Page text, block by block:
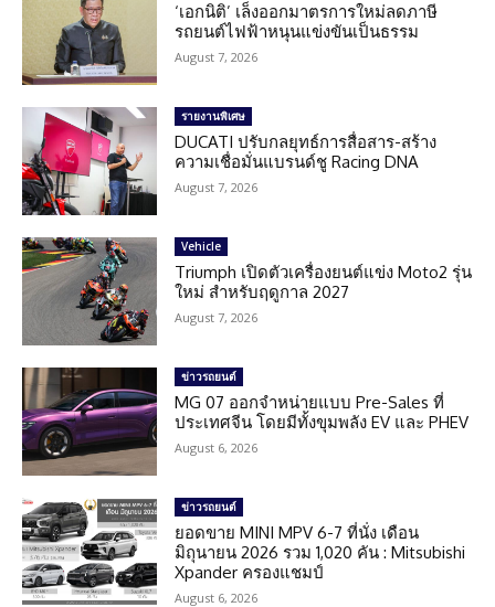
‘เอกนิติ’ เล็งออกมาตรการใหม่ลดภาษี
รถยนต์ไฟฟ้าหนุนแข่งขันเป็นธรรม
August 7, 2026
รายงานพิเศษ
DUCATI ปรับกลยุทธ์การสื่อสาร-สร้าง
ความเชื่อมั่นแบรนด์ชู Racing DNA
August 7, 2026
Vehicle
Triumph เปิดตัวเครื่องยนต์แข่ง Moto2 รุ่น
ใหม่ สำหรับฤดูกาล 2027
August 7, 2026
ข่าวรถยนต์
MG 07 ออกจำหน่ายแบบ Pre-Sales ที่
ประเทศจีน โดยมีทั้งขุมพลัง EV และ PHEV
August 6, 2026
ข่าวรถยนต์
ยอดขาย MINI MPV 6-7 ที่นั่ง เดือน
มิถุนายน 2026 รวม 1,020 คัน : Mitsubishi
Xpander ครองแชมป์
August 6, 2026